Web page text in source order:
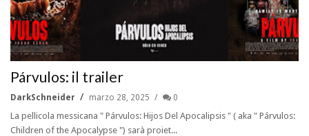
Párvulos: il trailer
DarkSchneider marzo 28, 2025 0
La pellicola messicana " Párvulos: Hijos Del Apocalipsis " ( aka " Párvulos:
Children of the Apocalypse ") sarà proiet...